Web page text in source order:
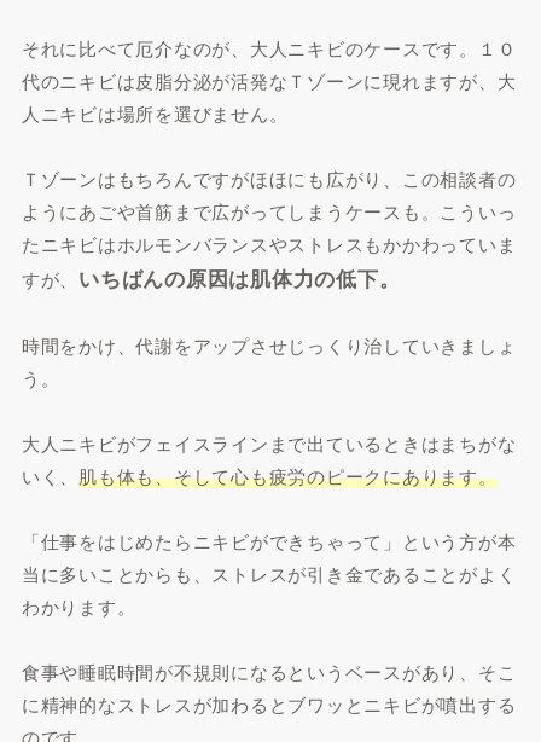
それに比べて厄介なのが、大人ニキビのケースです。１０
代のニキビは皮脂分泌が活発なＴゾーンに現れますが、大
人ニキビは場所を選びません。
Ｔゾーンはもちろんですがほほにも広がり、この相談者の
ようにあごや首筋まで広がってしまうケースも。こういっ
たニキビはホルモンバランスやストレスもかかわっていま
すが、 いちばんの原因は肌体力の低下。
時間をかけ、代謝をアップさせじっくり治していきましょ
う。
大人ニキビがフェイスラインまで出ているときはまちがな
いく、肌も体も、そして心も疲労のピークにあります。
「仕事をはじめたらニキビができちゃって」という方が本
当に多いことからも、ストレスが引き金であることがよく
わかります。
食事や睡眠時間が不規則になるというベースがあり、そこ
に精神的なストレスが加わるとブワッとニキビが噴出する
のです。